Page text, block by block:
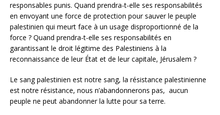
responsables punis. Quand prendra-t-elle ses responsabilités
en envoyant une force de protection pour sauver le peuple
palestinien qui meurt face à un usage disproportionné de la
force ? Quand prendra-t-elle ses responsabilités en
garantissant le droit légitime des Palestiniens à la
reconnaissance de leur État et de leur capitale, Jérusalem ?
Le sang palestinien est notre sang, la résistance palestinienne
est notre résistance, nous n’abandonnerons pas, aucun
peuple ne peut abandonner la lutte pour sa terre.